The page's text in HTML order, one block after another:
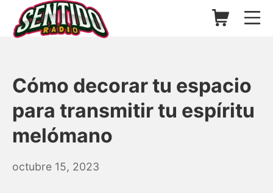
Saltar
contenido
Carrito de
Cómo decorar tu espacio
para transmitir tu espíritu
melómano
octubre 15, 2023